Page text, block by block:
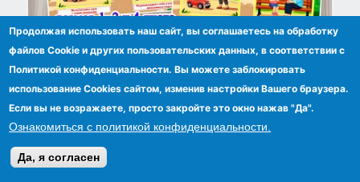
Плакат «Твоя безопасность» на 1, 2 и 4 листа с
надписями и без.
Продолжая использовать наш сайт, вы соглашаетесь на обработку
файлов Сookie и других пользовательских данных, в соответствии с
Политикой конфиденциальности. Вы можете заблокировать
использование Cookies сайтом, изменив настройки Вашего браузера.
Если вы не возражаете, просто закройте это окно нажав "Да".
Ознакомиться с политикой конфиденциальности.
Да, я согласен